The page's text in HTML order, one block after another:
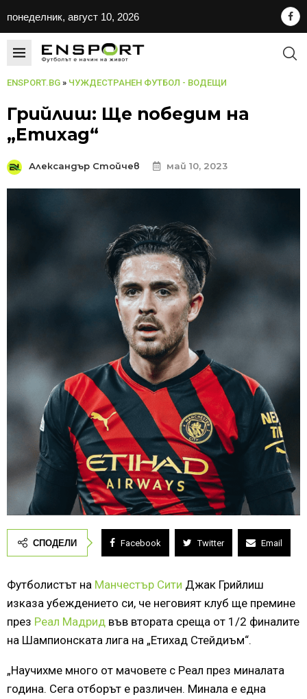
понеделник, август 10, 2026
ENSPORT.BG » ЧУЖДЕСТРАНЕН ФУТБОЛ - ВОДЕЩИ
Грийлиш: Ще победим на
„Етихад“
Александър Стойчев май 10, 2023
СПОДЕЛИ Facebook Twitter Email
Футболистът на Манчестър Сити Джак Грийлиш
изказа убеждението си, че неговият клуб ще премине
през Реал Мадрид във втората среща от 1/2 финалите
на Шампионската лига на „Етихад Стейдиъм“.
„Научихме много от мачовете с Реал през миналата
година. Сега отборът е различен. Минала е една